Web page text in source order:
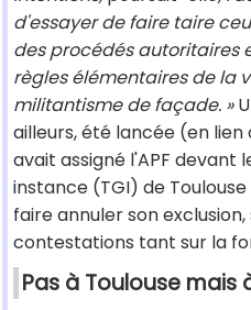
d'essayer de faire taire
des procédés autoritaires
règles élémentaires de la
militantisme de façade. »
ailleurs, été lancée (en
avait assigné l'APF devant
instance (TGI) de
faire annuler son
contestations tant sur la
Pas à Toulouse mais